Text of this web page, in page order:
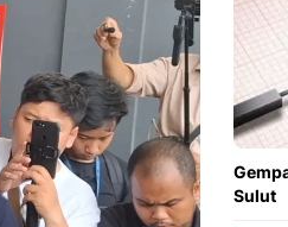
Copy Link
Sulut